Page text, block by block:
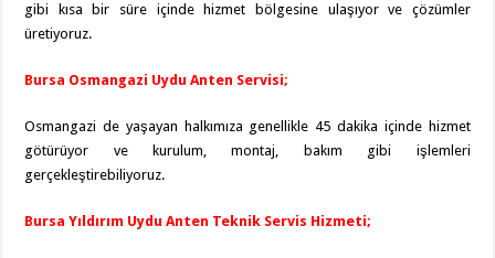
gibi kısa bir süre içinde hizmet bölgesine ulaşıyor ve çözümler
üretiyoruz.
Bursa Osmangazi Uydu Anten Servisi;
Osmangazi de yaşayan halkımıza genellikle 45 dakika içinde hizmet
götürüyor ve kurulum, montaj, bakım gibi işlemleri
gerçekleştirebiliyoruz.
Bursa Yıldırım Uydu Anten Teknik Servis Hizmeti;